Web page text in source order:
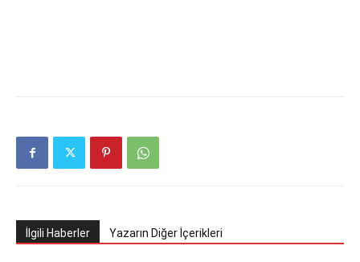
İlgili Haberler Yazarın Diğer İçerikleri